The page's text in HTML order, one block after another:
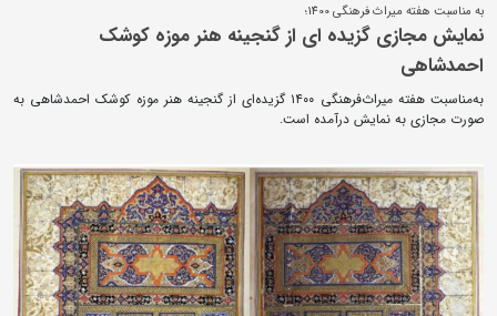
به مناسبت هفته میراث فرهنگی 1400؛
نمایش مجازی گزیده ای از گنجینه هنر موزه کوشک
احمدشاهی
به‌مناسبت هفته میراث‌فرهنگی ۱۴۰۰ گزیده‌ای از گنجینه هنر موزه کوشک احمدشاهی به
صورت مجازی به نمایش درآمده است.